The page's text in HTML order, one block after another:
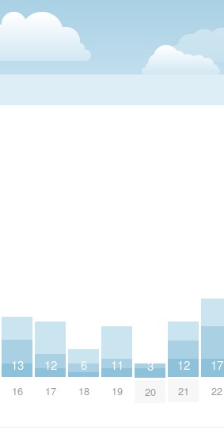
13
16
12
17
6
18
11
19
3
20
12
21
17
22